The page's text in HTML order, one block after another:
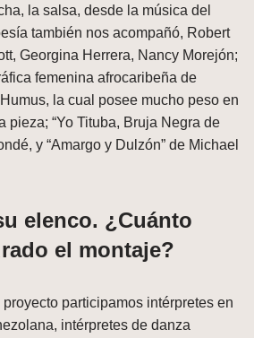
la salsa, desde la música del
también nos acompañó, Robert
Georgina Herrera, Nancy Morejón;
femenina afrocaribeña de
la cual posee mucho peso en
pieza; “Yo Tituba, Bruja Negra de
y “Amargo y Dulzón” de Michael
elenco. ¿Cuánto
el montaje?
participamos intérpretes en
intérpretes de danza